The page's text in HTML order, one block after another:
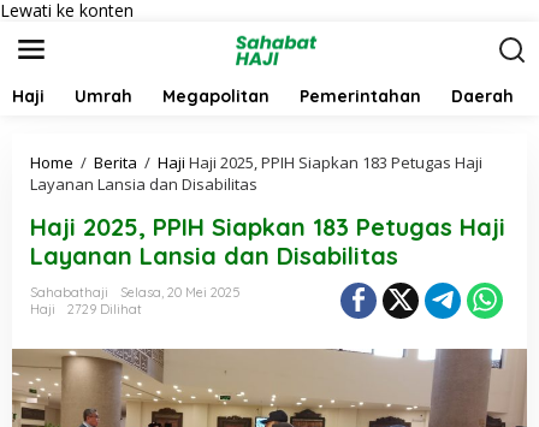
Lewati ke konten
Haji Umrah Megapolitan Pemerintahan Daerah
Home / Berita / Haji Haji 2025, PPIH Siapkan 183 Petugas Haji
Layanan Lansia dan Disabilitas
Haji 2025, PPIH Siapkan 183 Petugas Haji
Layanan Lansia dan Disabilitas
Sahabathaji
Selasa, 20 Mei 2025
Haji
2729 Dilihat